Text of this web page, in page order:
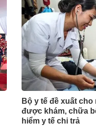
Bộ y tế đề xuất
được khám, chữa
hiểm y tế chi trả